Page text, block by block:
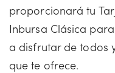
proporcionará tu
Inbursa Clásica
a disfrutar de todos
que te ofrece.